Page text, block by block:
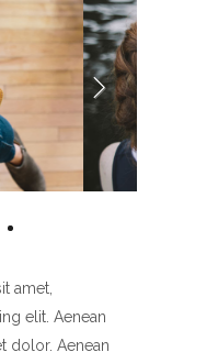
amet,
elit. Aenean
dolor. Aenean